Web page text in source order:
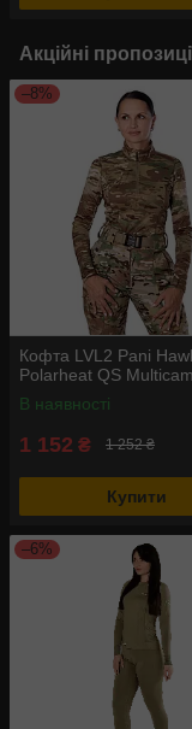
Акційні
–8%
Кофта LVL2 Pani
Polarheat QS Multicam
В наявності
1 152 ₴ 1 252 ₴
Купити
–6%